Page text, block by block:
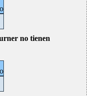
no tienen